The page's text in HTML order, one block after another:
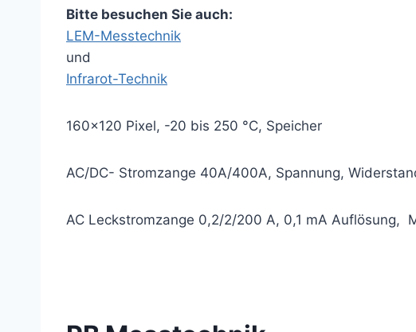
Bitte besuchen Sie auch:
LEM-Messtechnik
und
Infrarot-Technik
160×120 Pixel, -20 bis 250 °C, Speicher
AC/DC- Stromzange 40A/400A, Spannung,
AC Leckstromzange 0,2/2/200 A, 0,1 mA Auflösung,